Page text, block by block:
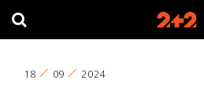
18 09 2024